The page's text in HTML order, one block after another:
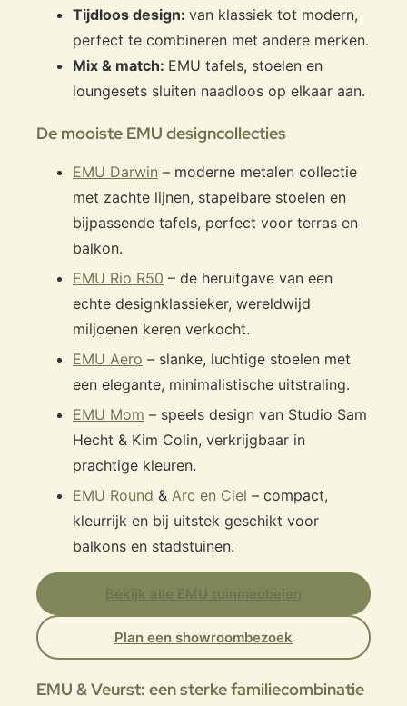
Tijdloos design: van klassiek tot modern,
perfect te combineren met andere merken.
Mix & match: EMU tafels, stoelen en
loungesets sluiten naadloos op elkaar aan.
De mooiste EMU designcollecties
EMU Darwin – moderne metalen collectie
met zachte lijnen, stapelbare stoelen en
bijpassende tafels, perfect voor terras en
balkon.
EMU Rio R50 – de heruitgave van een
echte designklassieker, wereldwijd
miljoenen keren verkocht.
EMU Aero – slanke, luchtige stoelen met
een elegante, minimalistische uitstraling.
EMU Mom – speels design van Studio Sam
Hecht & Kim Colin, verkrijgbaar in
prachtige kleuren.
EMU Round & Arc en Ciel – compact,
kleurrijk en bij uitstek geschikt voor
balkons en stadstuinen.
Plan een showroombezoek
EMU & Veurst: een sterke familiecombinatie